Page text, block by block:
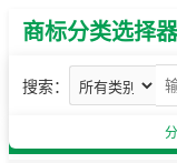
商标分类选择器
搜索：